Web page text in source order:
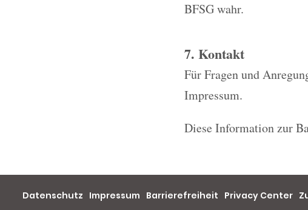
BFSG wahr.
7. Kontakt
Für Fragen und
Impressum.
Diese Information zur
Datenschutz Impressum Barrierefreiheit Privacy Center